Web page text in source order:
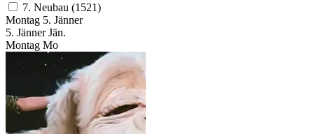
7. Neubau (1521)
Montag 5. Jänner
5. Jänner Jän.
Montag Mo